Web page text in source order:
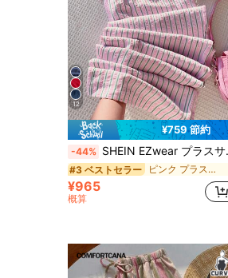
12
¥759 節約
-44% SHEIN EZwear プラスサイズ レディース ストライプ パッチワーク カジュアル 万能 デイリー お出かけ ロングパンツ
#3 ベストセラー ピンク プラスサイズのパンツ
¥965
概算